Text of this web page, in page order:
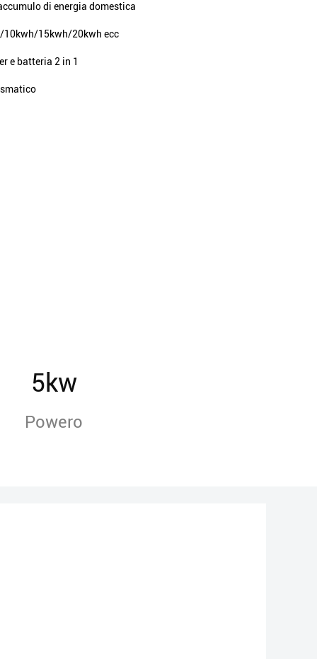
di energia domestica
15kwh/20kwh ecc
e batteria 2 in 1
5kw
Powero